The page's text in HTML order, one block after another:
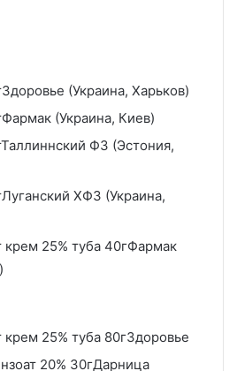
Здоровье (Украина, Харьков)
Фармак (Украина, Киев)
Таллиннский ФЗ (Эстония,
Луганский ХФЗ (Украина,
крем 25% туба 40гФармак
крем 25% туба 80гЗдоровье
20% 30гДарница